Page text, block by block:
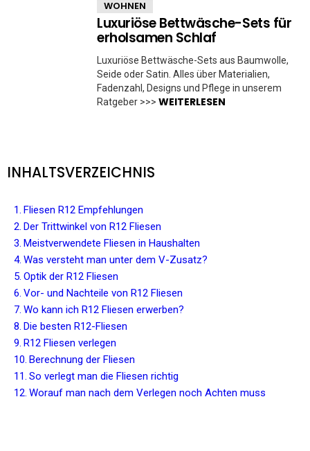
WOHNEN
Luxuriöse Bettwäsche-Sets für
erholsamen Schlaf
Luxuriöse Bettwäsche-Sets aus Baumwolle,
Seide oder Satin. Alles über Materialien,
Fadenzahl, Designs und Pflege in unserem
Ratgeber >>> WEITERLESEN
INHALTSVERZEICHNIS
Fliesen R12 Empfehlungen
Der Trittwinkel von R12 Fliesen
Meistverwendete Fliesen in Haushalten
Was versteht man unter dem V-Zusatz?
Optik der R12 Fliesen
Vor- und Nachteile von R12 Fliesen
Wo kann ich R12 Fliesen erwerben?
Die besten R12-Fliesen
R12 Fliesen verlegen
Berechnung der Fliesen
So verlegt man die Fliesen richtig
Worauf man nach dem Verlegen noch Achten muss